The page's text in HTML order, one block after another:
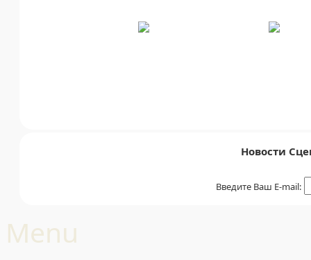
Новости
Введите Ваш E-mail:
Menu